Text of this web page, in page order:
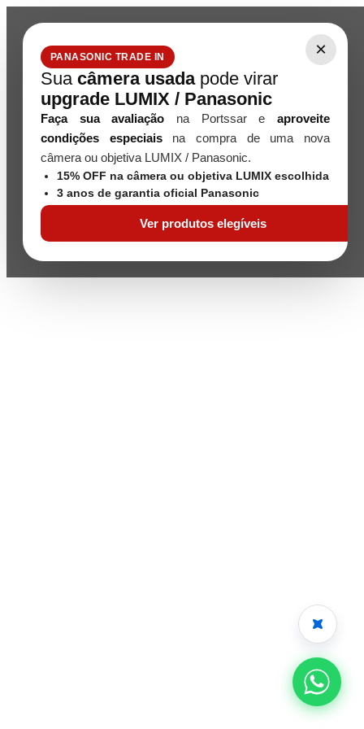
×
PANASONIC TRADE IN
Sua câmera usadapode virar
upgrade LUMIX / Panasonic
Faça sua avaliação na Portssar eaproveite
condições especiaisna compra de uma nova
câmera ou objetiva LUMIX / Panasonic.
15% OFF na câmera ou objetiva LUMIX escolhida
3 anos de garantia oficial Panasonic
Ver produtos elegíveis